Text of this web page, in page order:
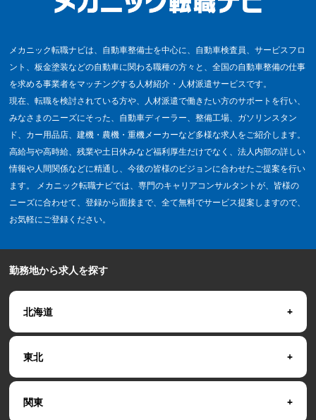
メカニック転職ナビは、自動車整備士を中心に、自動車検査員、サービスフロ
ント、板金塗装などの自動車に関わる職種の方々と、全国の自動車整備の仕事
を求める事業者をマッチングする人材紹介・人材派遣サービスです。
現在、転職を検討されている方や、人材派遣で働きたい方のサポートを行い、
みなさまのニーズにそった、自動車ディーラー、整備工場、ガソリンスタン
ド、カー用品店、建機・農機・重機メーカーなど多様な求人をご紹介します。
高給与や高時給、残業や土日休みなど福利厚生だけでなく、法人内部の詳しい
情報や人間関係などに精通し、今後の皆様のビジョンに合わせたご提案を行い
ます。 メカニック転職ナビでは、専門のキャリアコンサルタントが、皆様の
ニーズに合わせて、登録から面接まで、全て無料でサービス提案しますので、
お気軽にご登録ください。
勤務地から求人を探す
北海道
東北
関東